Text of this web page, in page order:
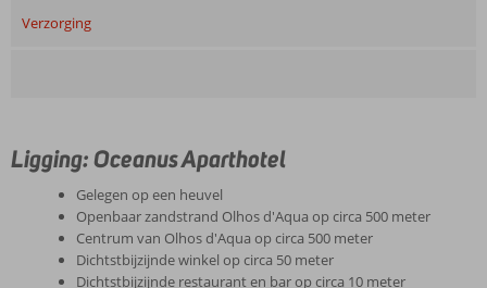
Verzorging
Ligging: Oceanus Aparthotel
Gelegen op een heuvel
Openbaar zandstrand Olhos d'Aqua op circa 500 meter
Centrum van Olhos d'Aqua op circa 500 meter
Dichtstbijzijnde winkel op circa 50 meter
Dichtstbijzijnde restaurant en bar op circa 10 meter